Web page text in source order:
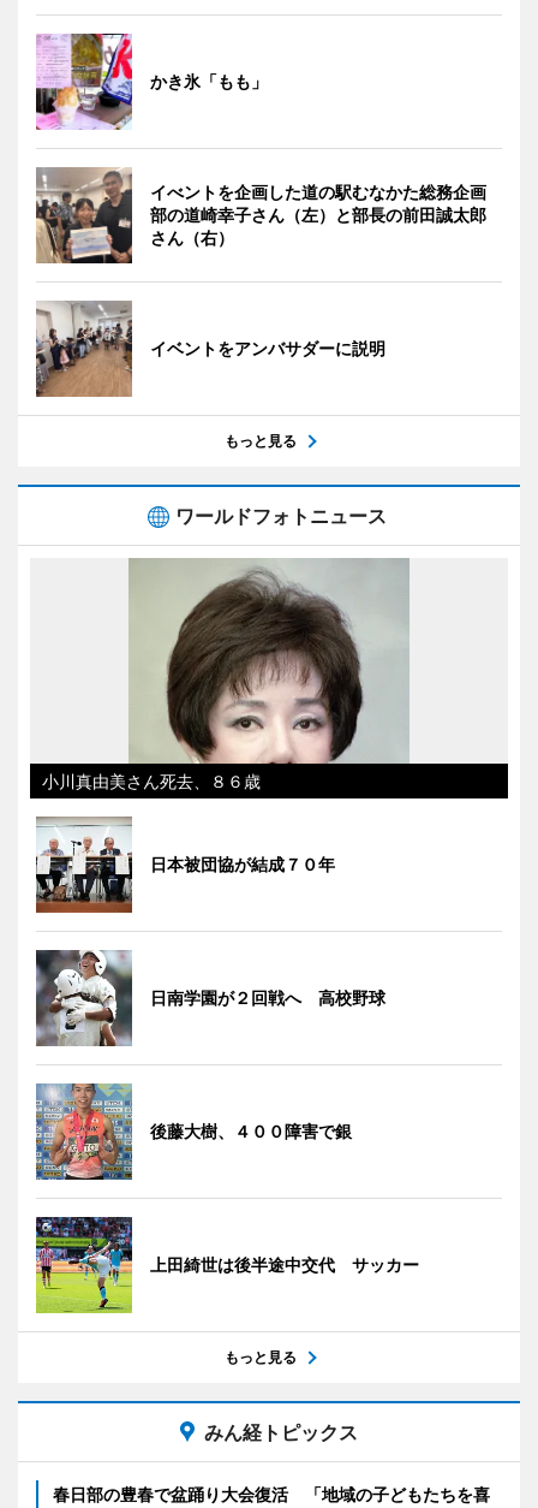
かき氷「もも」
イべントを企画した道の駅むなかた総務企画
部の道崎幸子さん（左）と部長の前田誠太郎
さん（右）
イベントをアンバサダーに説明
もっと見る
ワールドフォトニュース
小川真由美さん死去、８６歳
日本被団協が結成７０年
日南学園が２回戦へ 高校野球
後藤大樹、４００障害で銀
上田綺世は後半途中交代 サッカー
もっと見る
みん経トピックス
春日部の豊春で盆踊り大会復活 「地域の子どもたちを喜